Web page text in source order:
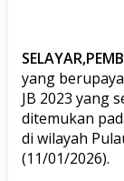
yang
JB 2023 yang
ditemukan
di wilayah
(11/01/2026).